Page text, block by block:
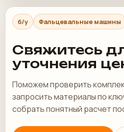
б/у Фальцевальные машины
Свяжитесь
уточнения
Поможем проверить
запросить материалы по
собрать понятный расчет